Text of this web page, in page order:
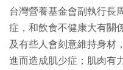
台灣營養基金會副執行長
症，和飲食不健康大有關
及有些人會刻意維持身材
進而造成肌少症；肌肉有